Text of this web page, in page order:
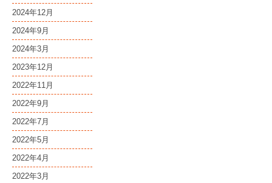
2024年12月
2024年9月
2024年3月
2023年12月
2022年11月
2022年9月
2022年7月
2022年5月
2022年4月
2022年3月